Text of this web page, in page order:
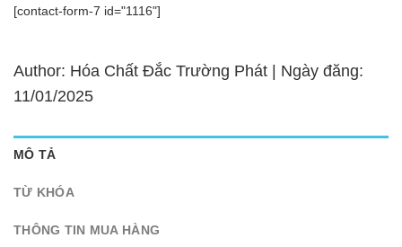
[contact-form-7 id="1116"]
Author: Hóa Chất Đắc Trường Phát | Ngày đăng:
11/01/2025
MÔ TẢ
TỪ KHÓA
THÔNG TIN MUA HÀNG